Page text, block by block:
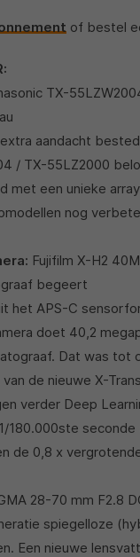
of bestel
TX-
aandacht
/ TX-55LZ2000
met een unieke
nog
Fujifilm X-H2
begeert
het APS-C
doet 40,2
Dat was tot
de nieuwe X-
verder Deep
180.000ste
de 0,8 x
28-70 mm F2.8
spiegelloze
Een nieuwe